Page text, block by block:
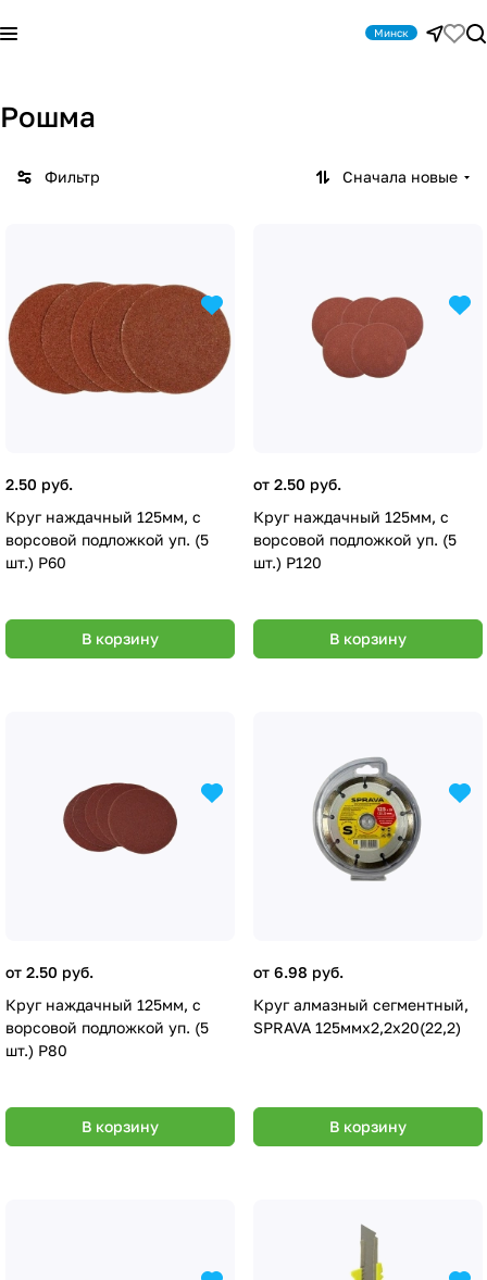
Минск
Рошма
Фильтр Сначала новые
2.50 руб.
Круг наждачный 125мм, с
ворсовой подложкой уп. (5
шт.) Р60
В корзину
от 2.50 руб.
Круг наждачный 125мм, с
ворсовой подложкой уп. (5
шт.) Р120
В корзину
от 2.50 руб.
Круг наждачный 125мм, с
ворсовой подложкой уп. (5
шт.) Р80
В корзину
от 6.98 руб.
Круг алмазный сегментный,
SPRAVA 125ммх2,2х20(22,2)
В корзину